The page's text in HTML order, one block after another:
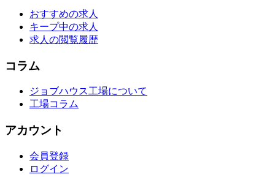
おすすめの求人
キープ中の求人
求人の閲覧履歴
コラム
ジョブハウス工場について
工場コラム
アカウント
会員登録
ログイン